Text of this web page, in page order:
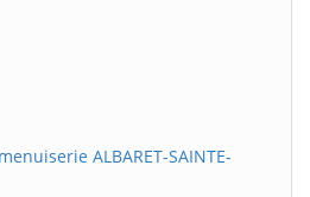
ALBARET-SAINTE-